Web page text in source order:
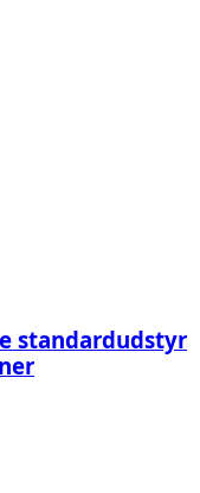
standardudstyr